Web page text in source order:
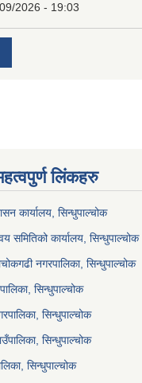
2026 - 19:03
लिंकहरु
कार्यालय, सिन्धुपाल्चोक
समितिको कार्यालय, सिन्धुपाल्चोक
नगरपालिका, सिन्धुपाल्चोक
सिन्धुपाल्चोक
सिन्धुपाल्चोक
सिन्धुपाल्चोक
सिन्धुपाल्चोक